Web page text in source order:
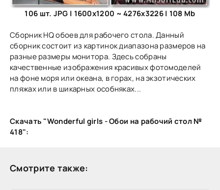
106 шт. JPG | 1600x1200 ~ 4276x3226 | 108 Mb
Сборник HQ обоев для рабочего стола. Данный
сборник состоит из картинок диапазона размеров на
разные размеры монитора. Здесь собраны
качественные изображения красивых фотомоделей
на фоне моря или океана, в горах, на экзотических
пляжах или в шикарных особняках...
Скачать "Wonderful girls - Обои на рабочий стол №
418":
Смотрите также: